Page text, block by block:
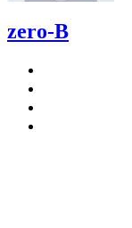
zero-B